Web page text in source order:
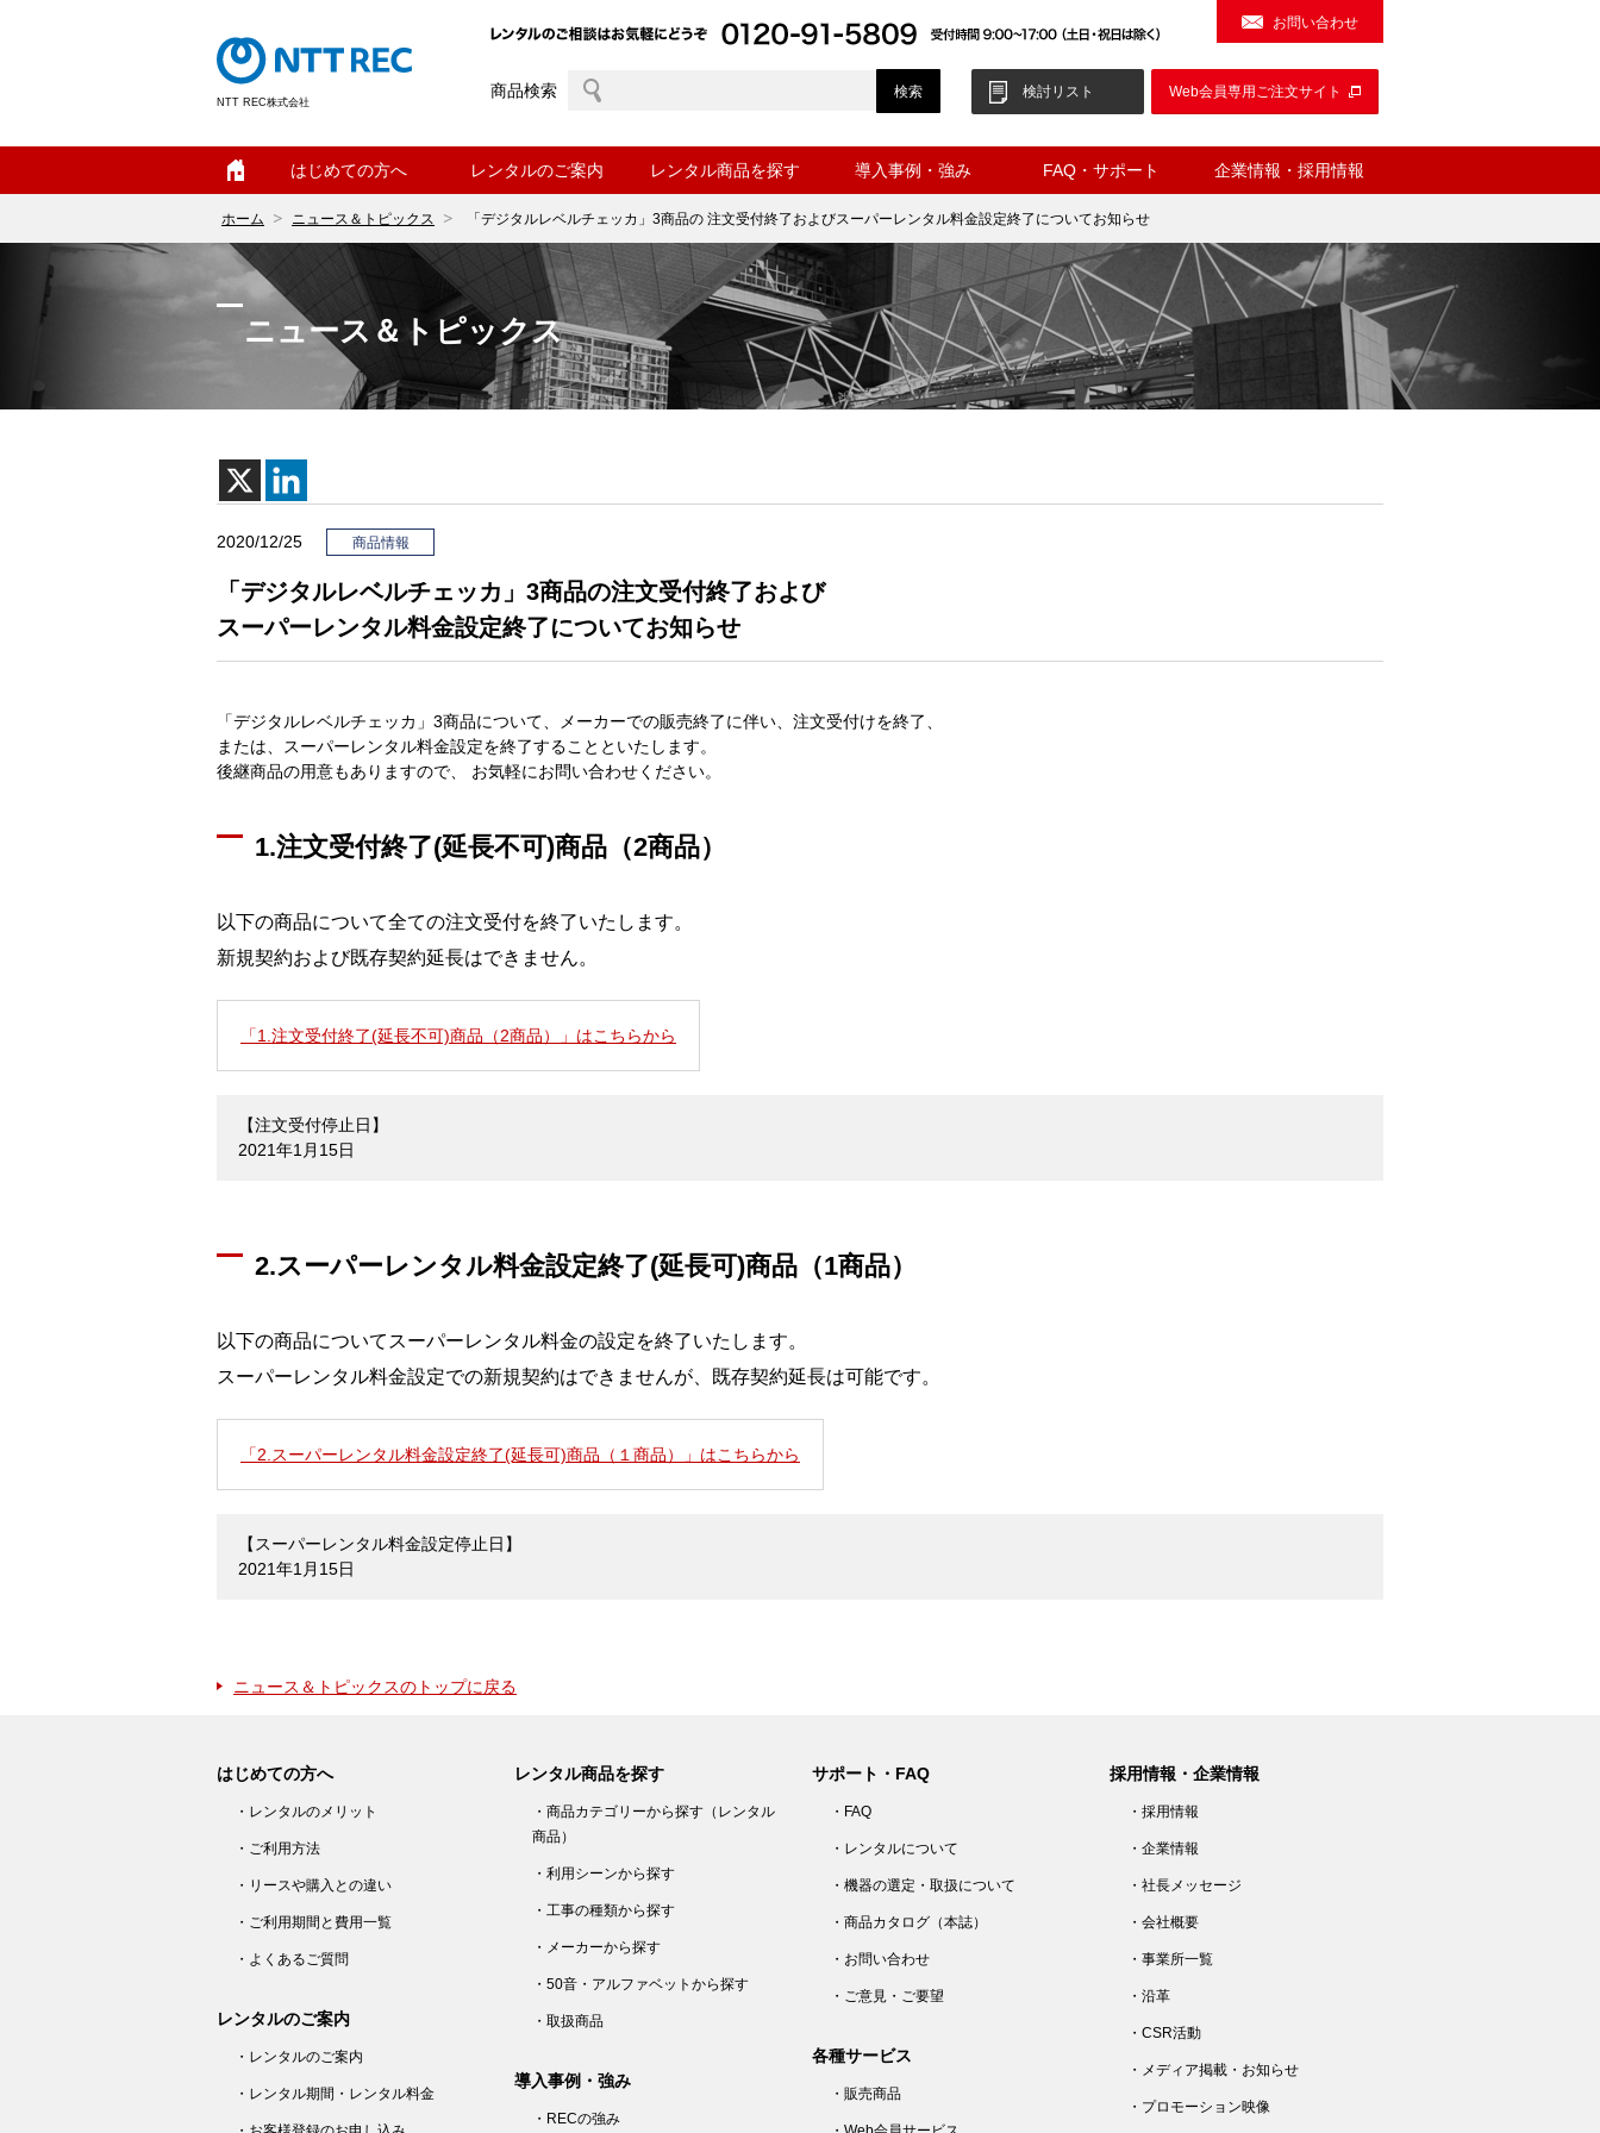
NTT REC株式会社
お問い合わせ
商品検索 検討リスト Web会員専用ご注文サイト
はじめての方へ レンタルのご案内 レンタル商品を探す 導入事例・強み FAQ・サポート 企業情報・採用情報
ホーム ニュース＆トピックス 「デジタルレベルチェッカ」3商品の 注文受付終了およびスーパーレンタル料金設定終了についてお知らせ
ニュース＆トピックス
2020/12/25 商品情報
「デジタルレベルチェッカ」3商品の注文受付終了および
スーパーレンタル料金設定終了についてお知らせ
「デジタルレベルチェッカ」3商品について、メーカーでの販売終了に伴い、注文受付けを終了、
または、スーパーレンタル料金設定を終了することといたします。
後継商品の用意もありますので、 お気軽にお問い合わせください。
1.注文受付終了(延長不可)商品（2商品）
以下の商品について全ての注文受付を終了いたします。
新規契約および既存契約延長はできません。
「1.注文受付終了(延長不可)商品（2商品）」はこちらから
【注文受付停止日】
2021年1月15日
2.スーパーレンタル料金設定終了(延長可)商品（1商品）
以下の商品についてスーパーレンタル料金の設定を終了いたします。
スーパーレンタル料金設定での新規契約はできませんが、既存契約延長は可能です。
「2.スーパーレンタル料金設定終了(延長可)商品（１商品）」はこちらから
【スーパーレンタル料金設定停止日】
2021年1月15日
ニュース＆トピックスのトップに戻る
はじめての方へ
・レンタルのメリット
・ご利用方法
・リースや購入との違い
・ご利用期間と費用一覧
・よくあるご質問
レンタルのご案内
・レンタルのご案内
・レンタル期間・レンタル料金
レンタル商品を探す
・商品カテゴリーから探す（レンタル
商品）
・利用シーンから探す
・工事の種類から探す
・メーカーから探す
・50音・アルファベットから探す
・取扱商品
導入事例・強み
・RECの強み
サポート・FAQ
・FAQ
・レンタルについて
・機器の選定・取扱について
・商品カタログ（本誌）
・お問い合わせ
・ご意見・ご要望
各種サービス
・販売商品
採用情報・企業情報
・採用情報
・企業情報
・社長メッセージ
・会社概要
・事業所一覧
・沿革
・CSR活動
・メディア掲載・お知らせ
・プロモーション映像